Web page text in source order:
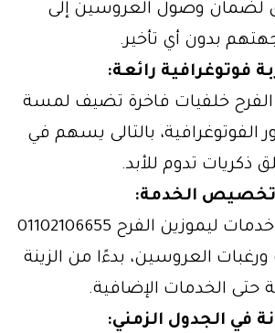
لضمان وصول العروسين إلى
بدون أي تأخير.
فوتوغرافية رائعة:
الفرح خلفيات فاخرة تضيف لمسة
الفوتوغرافية، بالتالى يسهم في
ذكريات تدوم للأبد.
تخصيص الخدمة:
يمكن تخصيص خدمات ليموزين الفرح 01102106655
ورغبات العروسين، بدءًا من الزينة
حتى الخدمات الإضافية.
في الجدول الزمني: